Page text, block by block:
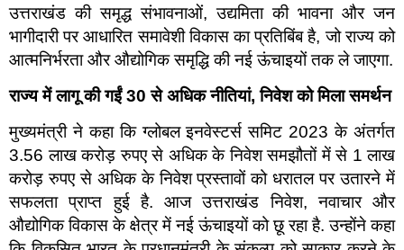
उत्तराखंड की समृद्ध संभावनाओं, उद्यमिता की भावना और जन
भागीदारी पर आधारित समावेशी विकास का प्रतिबिंब है, जो राज्य को
आत्मनिर्भरता और औद्योगिक समृद्धि की नई ऊंचाइयों तक ले जाएगा.
राज्य में लागू की गईं 30 से अधिक नीतियां,निवेश को मिला समर्थन
मुख्यमंत्री ने कहा कि ग्लोबल इनवेस्टर्स समिट 2023 के अंतर्गत
3.56 लाख करोड़ रुपए से अधिक के निवेश समझौतों में से 1 लाख
करोड़ रुपए से अधिक के निवेश प्रस्तावों को धरातल पर उतारने में
सफलता प्राप्त हुई है. आज उत्तराखंड निवेश, नवाचार और
औद्योगिक विकास के क्षेत्र में नई ऊंचाइयों को छू रहा है. उन्होंने कहा